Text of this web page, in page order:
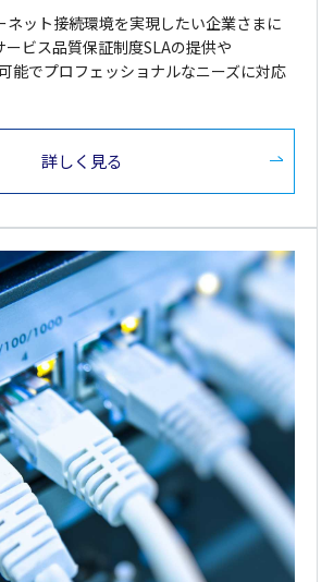
ネット接続環境を実現したい企業さまに
ービス品質保証制度SLAの提供や
能でプロフェッショナルなニーズに対応
詳しく見る